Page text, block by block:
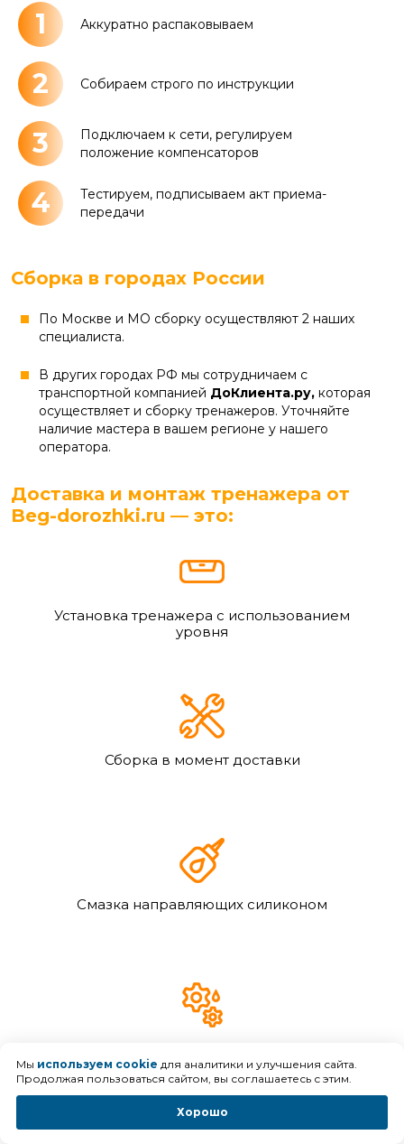
1 Аккуратно распаковываем
2 Собираем строго по инструкции
3
Подключаем к сети, регулируем
положение компенсаторов
4
Тестируем, подписываем акт приема-
передачи
Сборка в городах России
По Москве и МО сборку осуществляют 2 наших
специалиста.
В других городах РФ мы сотрудничаем с
транспортной компанией ДоКлиента.ру, которая
осуществляет и сборку тренажеров. Уточняйте
наличие мастера в вашем регионе у нашего
оператора.
Доставка и монтаж тренажера от
Beg-dorozhki.ru — это:
Установка тренажера с использованием
уровня
Сборка в момент доставки
Смазка направляющих силиконом
Мы используем cookie для аналитики и улучшения сайта.
Продолжая пользоваться сайтом, вы соглашаетесь с этим.
Хорошо